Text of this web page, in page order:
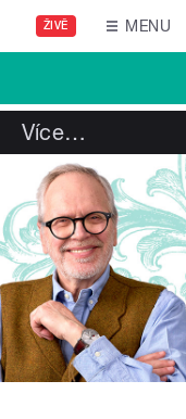
ŽIVĚ MENU
Více…